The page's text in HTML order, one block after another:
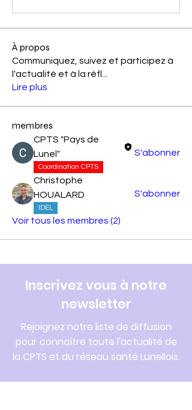
À propos
Communiquez, suivez et participez à
l'actualité et à la réfl
Lire plus
membres
CPTS "Pays de
Lunel"
Coordination CPTS
S'abonner
Christophe
HOUALARD
IDEL
S'abonner
Voir tous les membres (2)
Inscrivez vous à notre
newsletter
Rejoignez notre liste de diffusion
pour connaître toute l'actualité de
la CPTS et du réseau santé Lunellois.
Saisissez votre e-mail ici